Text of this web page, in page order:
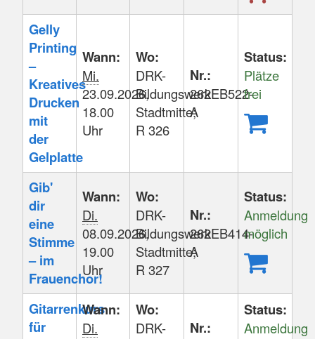
Gelly
Printing
–
Kreatives
Drucken
mit
der
Gelplatte
Wann:
Mi.
23.09.2026,
18.00
Uhr
Wo:
DRK-
Bildungswerk
Stadtmitte;
R 326
Nr.:
262EB522-
A
Status:
Plätze
frei
Gib'
dir
eine
Stimme
– im
Frauenchor!
Wann:
Di.
08.09.2026,
19.00
Uhr
Wo:
DRK-
Bildungswerk
Stadtmitte;
R 327
Nr.:
262EB414-
A
Status:
Anmeldung
möglich
Gitarrenkurs
für
Wann:
Di.
Wo:
DRK-
Nr.:
Status:
Anmeldung